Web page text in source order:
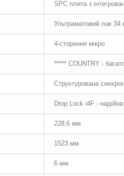
SPC плита з
Ультраматовий лак 34
4-стороння мікро
***** COUNTRY -
Структурована
Drop Lock i4F -
228,6 мм
1523 мм
6 мм